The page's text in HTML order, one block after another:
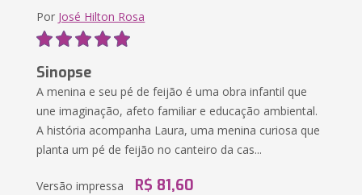
Por José Hilton Rosa
Sinopse
A menina e seu pé de feijão é uma obra infantil que
une imaginação, afeto familiar e educação ambiental.
A história acompanha Laura, uma menina curiosa que
planta um pé de feijão no canteiro da cas...
Versão impressa R$ 81,60